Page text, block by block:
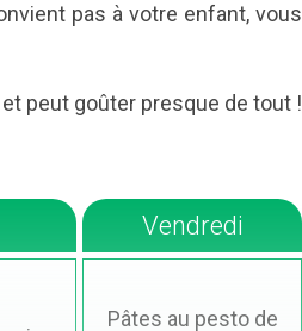
pas à votre enfant, vous
peut goûter presque de tout !
Vendredi
Pâtes au pesto de